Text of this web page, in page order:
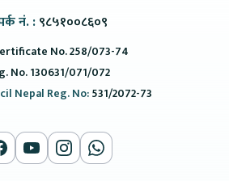
नं. : ९८५१००८६०९
No. 258/073-74
No. 130631/071/072
Nepal Reg. No:531/2072-73